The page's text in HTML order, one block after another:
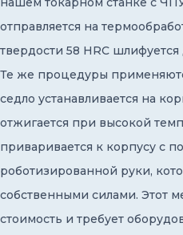
отправляется на
твердости 58 HRC
Те же процедуры
седло устанавливается на
отжигается при высокой
приваривается к корпусу с
роботизированной руки,
собственными силами. Этот
стоимость и требует